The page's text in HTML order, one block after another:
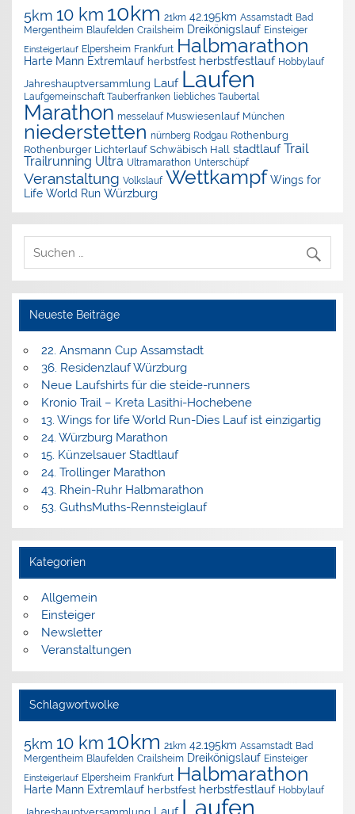
5km 10 km 10km 21km 42.195km Assamstadt Bad
Mergentheim Blaufelden Crailsheim Dreikönigslauf Einsteiger
Einsteigerlauf Elpersheim Frankfurt Halbmarathon
Harte Mann Extremlauf herbstfest herbstfestlauf Hobbylauf
Jahreshauptversammlung Lauf Laufen
Laufgemeinschaft Tauberfranken liebliches Taubertal
Marathon messelauf Muswiesenlauf München
niederstetten nürnberg Rodgau Rothenburg
Rothenburger Lichterlauf Schwäbisch Hall stadtlauf Trail
Trailrunning Ultra Ultramarathon Unterschüpf
Veranstaltung Volkslauf Wettkampf Wings for
Life World Run Würzburg
Neueste Beiträge
22. Ansmann Cup Assamstadt
36. Residenzlauf Würzburg
Neue Laufshirts für die steide-runners
Kronio Trail – Kreta Lasithi-Hochebene
13. Wings for life World Run-Dies Lauf ist einzigartig
24. Würzburg Marathon
15. Künzelsauer Stadtlauf
24. Trollinger Marathon
43. Rhein-Ruhr Halbmarathon
53. GuthsMuths-Rennsteiglauf
Kategorien
Allgemein
Einsteiger
Newsletter
Veranstaltungen
Schlagwortwolke
5km 10 km 10km 21km 42.195km Assamstadt Bad
Mergentheim Blaufelden Crailsheim Dreikönigslauf Einsteiger
Einsteigerlauf Elpersheim Frankfurt Halbmarathon
Harte Mann Extremlauf herbstfest herbstfestlauf Hobbylauf
Laufen